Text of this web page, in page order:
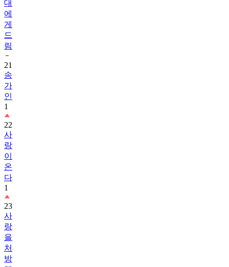
게
드
림
21
송
가
인
1
22
사
랑
이
온
다
1
23
사
랑
을
처
방
해
드